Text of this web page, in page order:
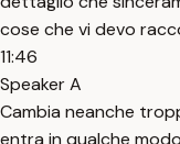
cose che vi devo
11:46
Speaker A
Cambia neanche
entra in qualche